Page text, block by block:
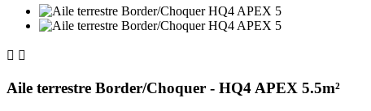
 
Aile terrestre Border/Choquer - HQ4 APEX 5.5m²